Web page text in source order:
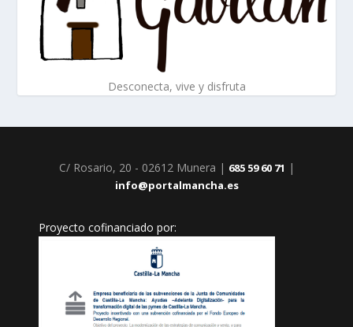
Desconecta, vive y disfruta
C/ Rosario, 20 - 02612 Munera | 685 59 60 71 |
info@portalmancha.es
Proyecto cofinanciado por: